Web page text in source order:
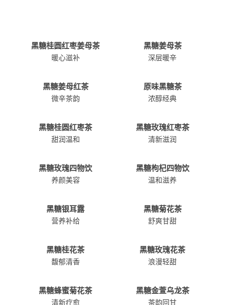
黑糖桂圆红枣姜母茶
暖心滋补
黑糖姜母茶
深层暖辛
黑糖姜母红茶
微辛茶韵
原味黑糖茶
浓醇经典
黑糖桂圆红枣茶
甜润温和
黑糖玫瑰红枣茶
清新滋润
黑糖玫瑰四物饮
养颜美容
黑糖枸杞四物饮
温和滋养
黑糖银耳露
营养补给
黑糖菊花茶
舒爽甘甜
黑糖桂花茶
馥郁清香
黑糖玫瑰花茶
浪漫轻甜
黑糖蜂蜜菊花茶
清新疗愈
黑糖金萱乌龙茶
茶韵回甘